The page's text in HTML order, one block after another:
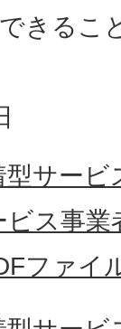
きるこ
サー
ス事
ファイ